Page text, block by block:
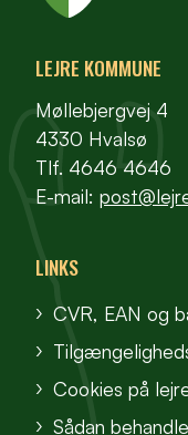
LEJRE KOMMUNE
Møllebjergvej 4
4330 Hvalsø
Tlf. 4646 4646
E-mail:
LINKS
CVR, EAN og
Cookies på
Sådan